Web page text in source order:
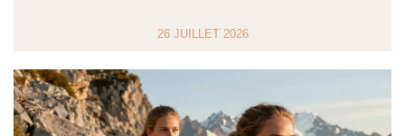
26 JUILLET 2026